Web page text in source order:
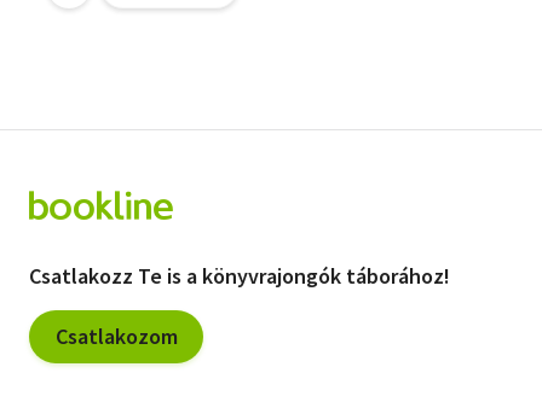
Csatlakozz Te is a könyvrajongók táborához!
Csatlakozom